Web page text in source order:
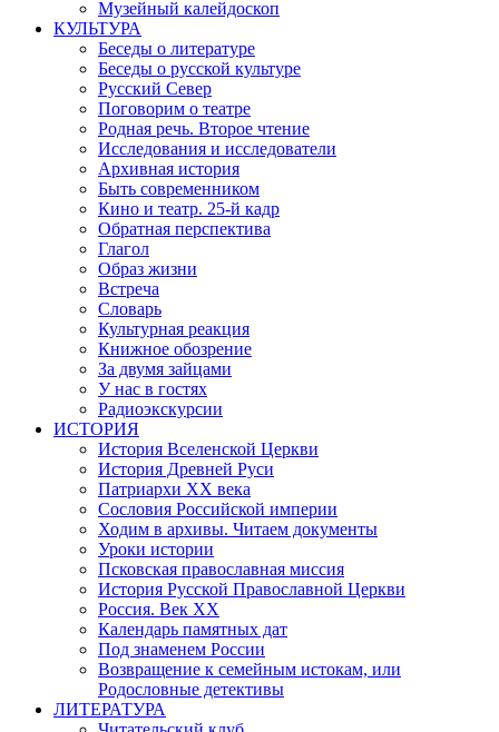
Музейный калейдоскоп
КУЛЬТУРА
Беседы о литературе
Беседы о русской культуре
Русский Север
Поговорим о театре
Родная речь. Второе чтение
Исследования и исследователи
Архивная история
Быть современником
Кино и театр. 25-й кадр
Обратная перспектива
Глагол
Образ жизни
Встреча
Словарь
Культурная реакция
Книжное обозрение
За двумя зайцами
У нас в гостях
Радиоэкскурсии
ИСТОРИЯ
История Вселенской Церкви
История Древней Руси
Патриархи XX века
Сословия Российской империи
Ходим в архивы. Читаем документы
Уроки истории
Псковская православная миссия
История Русской Православной Церкви
Россия. Век ХХ
Календарь памятных дат
Под знаменем России
Возвращение к семейным истокам, или
Родословные детективы
ЛИТЕРАТУРА